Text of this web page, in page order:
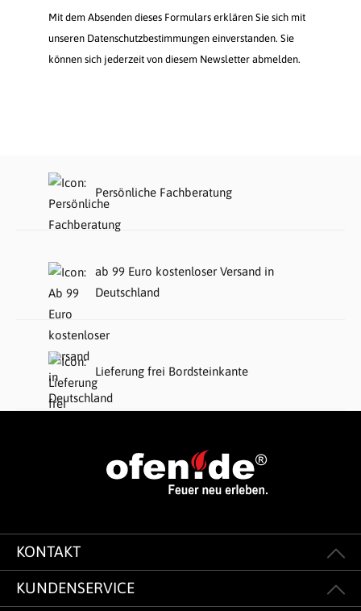
Mit dem Absenden dieses Formulars erklären Sie sich mit
unseren Datenschutzbestimmungen einverstanden. Sie
können sich jederzeit von diesem Newsletter abmelden.
Persönliche Fachberatung
ab 99 Euro kostenloser Versand in
Deutschland
Lieferung frei Bordsteinkante
KONTAKT
KUNDENSERVICE